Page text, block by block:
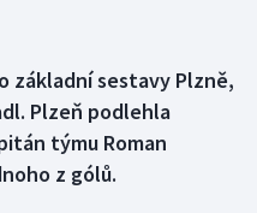
základní sestavy Plzně,
Plzeň podlehla
týmu Roman
z gólů.